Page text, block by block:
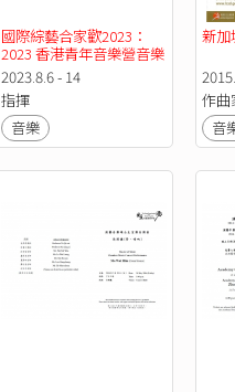
國際綜藝合家歡2023：
2023 香港青年音樂營音樂
會《美樂盛宴》
2023.8.6 - 14
指揮
音樂
新加
作曲
音